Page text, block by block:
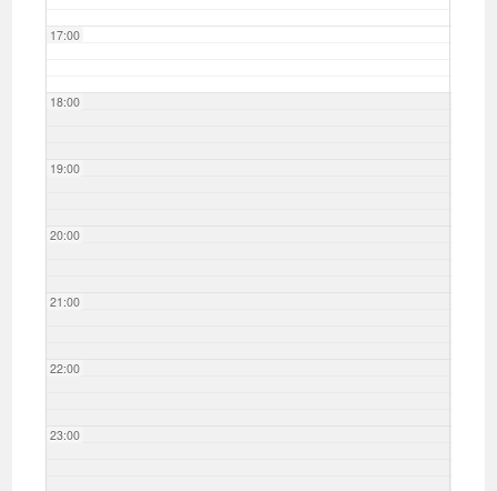
17:00
18:00
19:00
20:00
21:00
22:00
23:00